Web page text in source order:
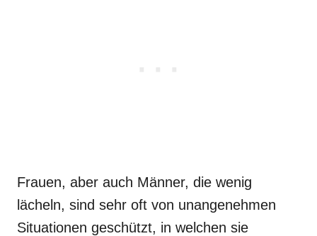
Frauen, aber auch Männer, die wenig
lächeln, sind sehr oft von unangenehmen
Situationen geschützt, in welchen sie